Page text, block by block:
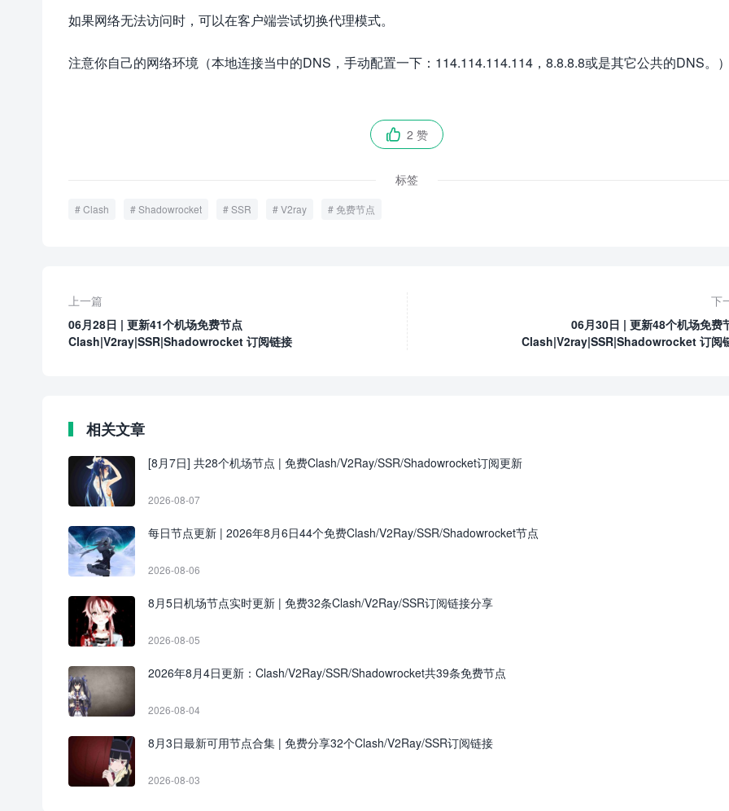
如果网络无法访问时，可以在客户端尝试切换代理模式。
注意你自己的网络环境（本地连接当中的DNS，手动配置一下：114.114.114.114，8.8.8.8或是其它公共的DNS。
 2 赞
标签
Clash Shadowrocket SSR V2ray 免费节点
上一篇
06月28日 | 更新41个机场免费节点
Clash|V2ray|SSR|Shadowrocket 订阅链接
下
06月30日 | 更新48个机场免费
Clash|V2ray|SSR|Shadowrocket 订阅
相关文章
[8月7日] 共28个机场节点 | 免费Clash/V2Ray/SSR/Shadowrocket订阅更新
2026-08-07
每日节点更新 | 2026年8月6日44个免费Clash/V2Ray/SSR/Shadowrocket节点
2026-08-06
8月5日机场节点实时更新 | 免费32条Clash/V2Ray/SSR订阅链接分享
2026-08-05
2026年8月4日更新：Clash/V2Ray/SSR/Shadowrocket共39条免费节点
2026-08-04
8月3日最新可用节点合集 | 免费分享32个Clash/V2Ray/SSR订阅链接
2026-08-03